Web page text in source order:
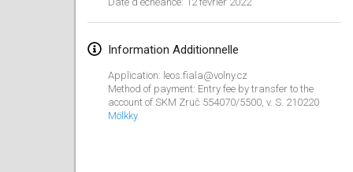
Information Additionnelle
Application: leos.fiala@volny.cz
Method of payment: Entry fee by transfer to the
account of SKM Zruč 554070/5500, v. S. 210220
Mölkky
Yamagata Tournament
13 févr. 2022| Japon
West Indiv Cup